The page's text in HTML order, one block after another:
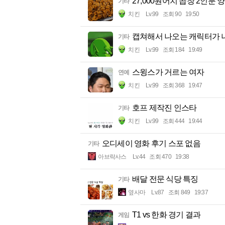
치킨 Lv.99 조회 90 19:50
기타 캡쳐해서 나오는 캐릭터가
치킨 Lv.99 조회 184 19:49
연예 스윙스가 거르는 여자
치킨 Lv.99 조회 368 19:47
기타 호프 제작진 인스타
치킨 Lv.99 조회 444 19:44
기타 오디세이 영화 후기 스포 없음
아브락사스 Lv.44 조회 470 19:38
기타 배달 전문 식당 특징
옆사마 Lv.87 조회 849 19:37
게임 T1 vs 한화 경기 결과